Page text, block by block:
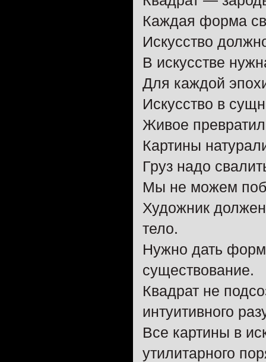
Каждая форма
Искусство
В искусстве
Для каждой
Искусство в
Живое
Картины
Груз надо
Мы не можем
Художник
тело.
Нужно дать
существование.
Квадрат не
интуитивного
Все картины в
утилитарного